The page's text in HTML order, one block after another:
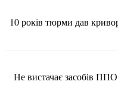
10 років тюрми дав
Не вистачає засобів